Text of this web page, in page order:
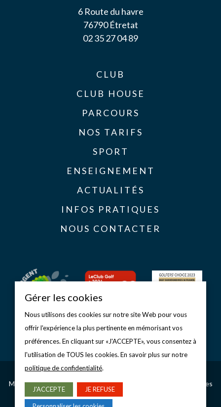
6 Route du havre
76790 Étretat
02 35 27 04 89
CLUB
CLUB HOUSE
PARCOURS
NOS TARIFS
SPORT
ENSEIGNEMENT
ACTUALITÉS
INFOS PRATIQUES
NOUS CONTACTER
Copyright © 2026 Golf d’Étretat
Mentions légales–Politique de confidentialité Gérer les cookies
CONCEPTION & RÉALISATION
Gérer les cookies
Nous utilisons des cookies sur notre site Web pour vous
offrir l'expérience la plus pertinente en mémorisant vos
préférences. En cliquant sur «J'ACCEPTE», vous consentez à
l'utilisation de TOUS les cookies. En savoir plus sur notre
politique de confidentialité.
J'ACCEPTE JE REFUSE